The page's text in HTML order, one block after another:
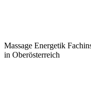
Massage Energetik
in Oberösterreich